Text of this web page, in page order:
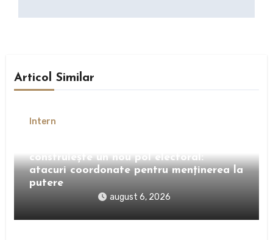
Articol Similar
Intern
construiește un nou pol electoral:
atacuri coordonate pentru menținerea la
putere
august 6, 2026